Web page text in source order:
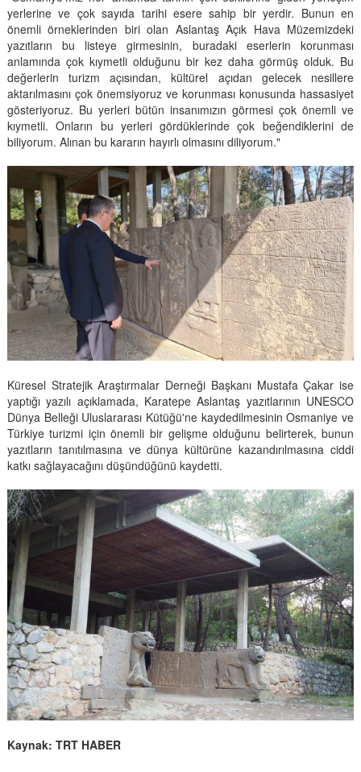
yerlerine ve çok sayıda tarihi esere sahip bir yerdir. Bunun en
önemli örneklerinden biri olan Aslantaş Açık Hava Müzemizdeki
yazıtların bu listeye girmesinin, buradaki eserlerin korunması
anlamında çok kıymetli olduğunu bir kez daha görmüş olduk. Bu
değerlerin turizm açısından, kültürel açıdan gelecek nesillere
aktarılmasını çok önemsiyoruz ve korunması konusunda hassasiyet
gösteriyoruz. Bu yerleri bütün insanımızın görmesi çok önemli ve
kıymetli. Onların bu yerleri gördüklerinde çok beğendiklerini de
biliyorum. Alınan bu kararın hayırlı olmasını diliyorum."
Küresel Stratejik Araştırmalar Derneği Başkanı Mustafa Çakar ise
yaptığı yazılı açıklamada, Karatepe Aslantaş yazıtlarının UNESCO
Dünya Belleği Uluslararası Kütüğü'ne kaydedilmesinin Osmaniye ve
Türkiye turizmi için önemli bir gelişme olduğunu belirterek, bunun
yazıtların tanıtılmasına ve dünya kültürüne kazandırılmasına ciddi
katkı sağlayacağını düşündüğünü kaydetti.
Kaynak: TRT HABER